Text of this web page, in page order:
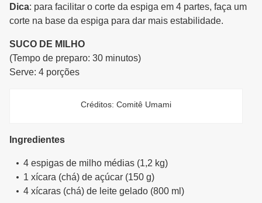
Dica: para facilitar o corte da espiga em 4 partes, faça um
corte na base da espiga para dar mais estabilidade.
SUCO DE MILHO
(Tempo de preparo: 30 minutos)
Serve: 4 porções
Créditos: Comitê Umami
Ingredientes
4 espigas de milho médias (1,2 kg)
1 xícara (chá) de açúcar (150 g)
4 xícaras (chá) de leite gelado (800 ml)